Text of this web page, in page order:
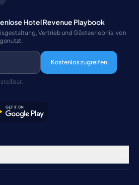
Hotel Revenue Playbook
Vertrieb und Gästeerlebnis, von
Kostenlos zugreifen